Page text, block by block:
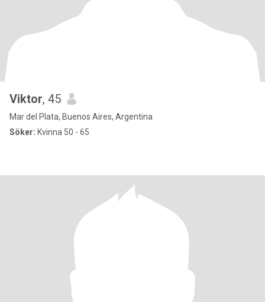
Viktor, 45
Mar del Plata, Buenos Aires, Argentina
Söker: Kvinna 50 - 65